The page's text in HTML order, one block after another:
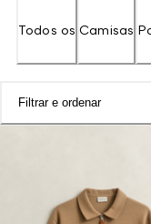
Todos os Camisas
Filtrar e ordenar